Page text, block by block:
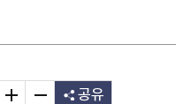
LGU+)
공유